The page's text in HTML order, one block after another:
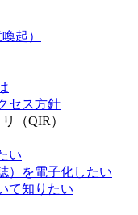
起）
セス方針
（QIR）
い
）を電子化したい
て知りたい